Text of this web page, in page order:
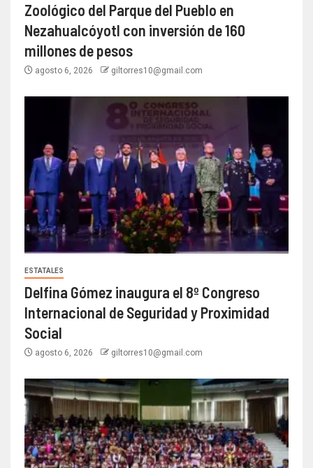
Zoológico del Parque del Pueblo en
Nezahualcóyotl con inversión de 160
millones de pesos
agosto 6, 2026 giltorres10@gmail.com
ESTATALES
Delfina Gómez inaugura el 8º Congreso
Internacional de Seguridad y Proximidad
Social
agosto 6, 2026 giltorres10@gmail.com